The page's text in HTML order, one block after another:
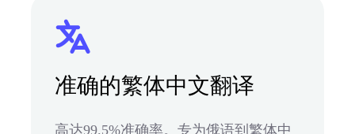
准确的繁体中文翻译
高达99.5%准确率。专为俄语到繁体中